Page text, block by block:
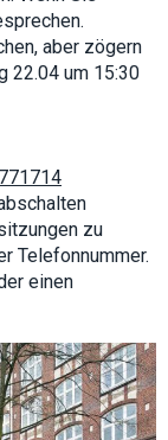
aber zögern
22.04 um 15:30
zu
Telefonnummer.
einen
our
the
of
and